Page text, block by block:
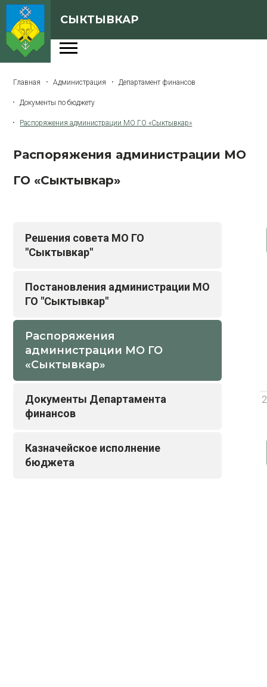
СЫКТЫВКАР
Бюджет города
Архивная версия сайта
Версия для слабовидящих
Главная Администрация Департамент финансов
Документы по бюджету
Распоряжения администрации МО ГО «Сыктывкар»
Распоряжения администрации МО
ГО «Сыктывкар»
Решения совета МО ГО
"Сыктывкар"
Постановления администрации МО
ГО "Сыктывкар"
Распоряжения
администрации МО ГО
«Сыктывкар»
Документы Департамента
финансов
Казначейское исполнение
бюджета